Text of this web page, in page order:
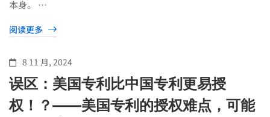
本身。 …
阅读更多
8 11 月, 2024
误区：美国专利比中国专利更易授
权！？——美国专利的授权难点，可能